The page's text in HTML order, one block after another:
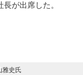
が出席した。
雅史氏